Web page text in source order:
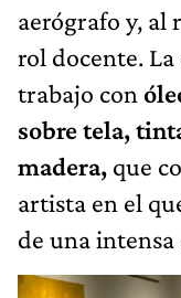
aerógrafo y, al
rol docente.
trabajo con
sobre tela,
madera, que
artista en el
de una